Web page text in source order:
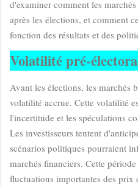
d'examiner comment les
après les élections, et comment
fonction des résultats et des
Volatilité pré-
Avant les élections, les marchés
volatilité accrue. Cette volatilité
l'incertitude et les spéculations
Les investisseurs tentent
scénarios politiques pourraient
marchés financiers. Cette
fluctuations importantes des prix